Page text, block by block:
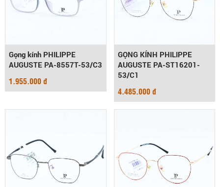
Gọng kính PHILIPPE
AUGUSTE PA-8557T-53/C3
1.955.000 đ
GỌNG KÍNH PHILIPPE
AUGUSTE PA-ST16201-
53/C1
4.485.000 đ